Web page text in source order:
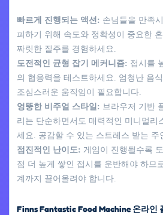
빠르게 진행되는 액션: 손님들을 만족
피하기 위해 속도와 정확성이 중요한
짜릿한 질주를 경험하세요.
도전적인 균형 잡기 메커니즘: 접시를
의 협응력을 테스트하세요. 엄청난 음
조심스러운 움직임이 필요합니다.
엉뚱한 비주얼 스타일: 브라우저 기반
리는 단순하면서도 매력적인 미니멀리
세요. 공감할 수 있는 스트레스 받는 주
점진적인 난이도: 게임이 진행될수록
점 더 높게 쌓인 접시를 운반해야 하므
계까지 끌어올려야 합니다.
Finns Fantastic Food Machine 온라인